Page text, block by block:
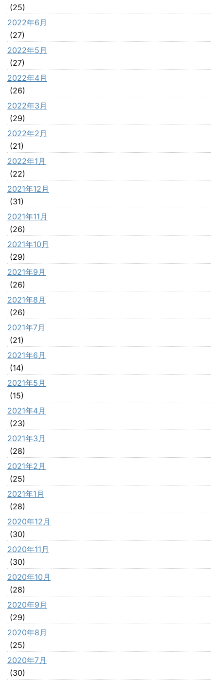
(25)
2022年6月
(27)
2022年5月
(27)
2022年4月
(26)
2022年3月
(29)
2022年2月
(21)
2022年1月
(22)
2021年12月
(31)
2021年11月
(26)
2021年10月
(29)
2021年9月
(26)
2021年8月
(26)
2021年7月
(21)
2021年6月
(14)
2021年5月
(15)
2021年4月
(23)
2021年3月
(28)
2021年2月
(25)
2021年1月
(28)
2020年12月
(30)
2020年11月
(30)
2020年10月
(28)
2020年9月
(29)
2020年8月
(25)
2020年7月
(30)